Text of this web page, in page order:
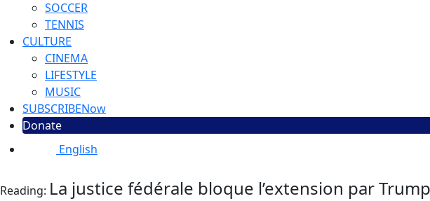
SOCCER
TENNIS
CULTURE
CINEMA
LIFESTYLE
MUSIC
SUBSCRIBENow
Donate
English
Reading: La justice fédérale bloque l’extension par